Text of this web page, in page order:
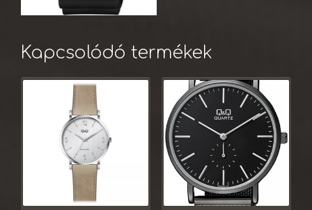
Kapcsolódó termékek